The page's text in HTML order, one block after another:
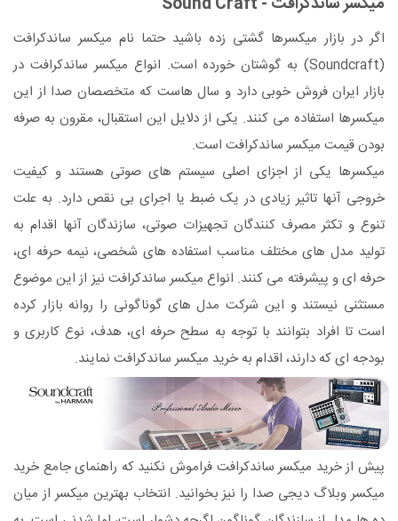
اگر در بازار میکسرها گشتی زده باشید حتما نام میکسر ساندکرافت
(Soundcraft) به گوشتان خورده است. انواع میکسر ساندکرافت در
بازار ایران فروش خوبی دارد و سال هاست که متخصصان صدا از این
میکسرها استفاده می کنند. یکی از دلایل این استقبال، مقرون به صرفه
بودن قیمت میکسر ساندکرافت است.
میکسرها یکی از اجزای اصلی سیستم های صوتی هستند و کیفیت
خروجی آنها تاثیر زیادی در یک ضبط یا اجرای بی نقص دارد. به علت
تنوع و تکثر مصرف کنندگان تجهیزات صوتی، سازندگان آنها اقدام به
تولید مدل های مختلف مناسب استفاده های شخصی، نیمه حرفه ای،
حرفه ای و پیشرفته می کنند. انواع میکسر ساندکرافت نیز از این موضوع
مستثنی نیستند و این شرکت مدل های گوناگونی را روانه بازار کرده
است تا افراد بتوانند با توجه به سطح حرفه ای، هدف، نوع کاربری و
بودجه ای که دارند، اقدام به خرید میکسر ساندکرافت نمایند.
پیش از خرید میکسر ساندکرافت فراموش نکنید که راهنمای جامع خرید
میکسر وبلاگ دیجی صدا را نیز بخوانید. انتخاب بهترین میکسر از میان